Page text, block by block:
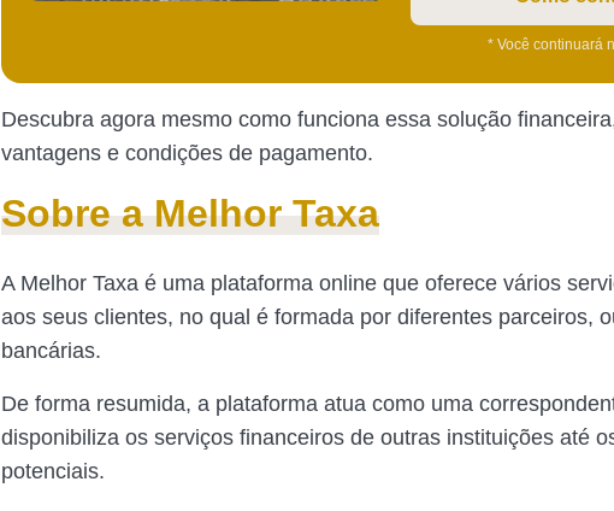
* Você continuará
Descubra agora mesmo como funciona essa solução
vantagens e condições de pagamento.
Sobre a Melhor Taxa
A Melhor Taxa é uma plataforma online que oferece vários
aos seus clientes, no qual é formada por diferentes parceiros,
bancárias.
De forma resumida, a plataforma atua como uma
disponibiliza os serviços financeiros de outras instituições até
potenciais.